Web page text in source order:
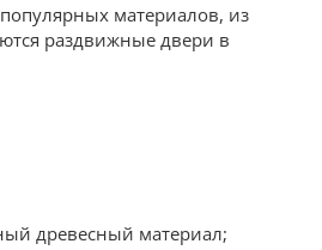
материалов, из
раздвижные двери в
древесный материал;